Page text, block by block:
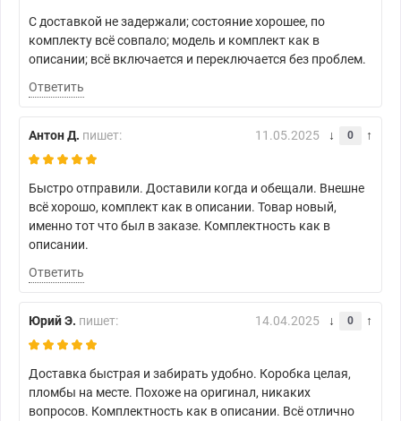
С доставкой не задержали; состояние хорошее, по
комплекту всё совпало; модель и комплект как в
описании; всё включается и переключается без проблем.
Ответить
Антон Д. пишет: 11.05.2025 0
Быстро отправили. Доставили когда и обещали. Внешне
всё хорошо, комплект как в описании. Товар новый,
именно тот что был в заказе. Комплектность как в
описании.
Ответить
Юрий Э. пишет: 14.04.2025 0
Доставка быстрая и забирать удобно. Коробка целая,
пломбы на месте. Похоже на оригинал, никаких
вопросов. Комплектность как в описании. Всё отлично